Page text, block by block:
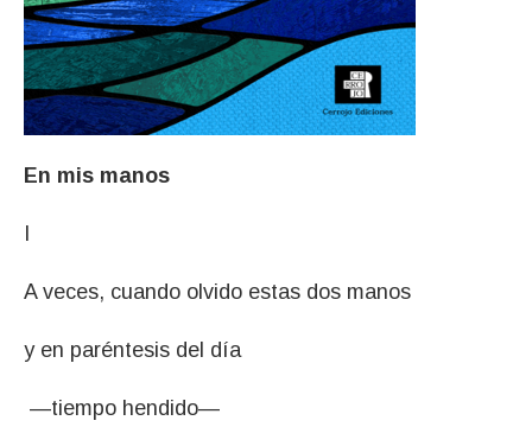
En mis manos
A veces, cuando olvido estas dos manos
y en paréntesis del día
—tiempo hendido—